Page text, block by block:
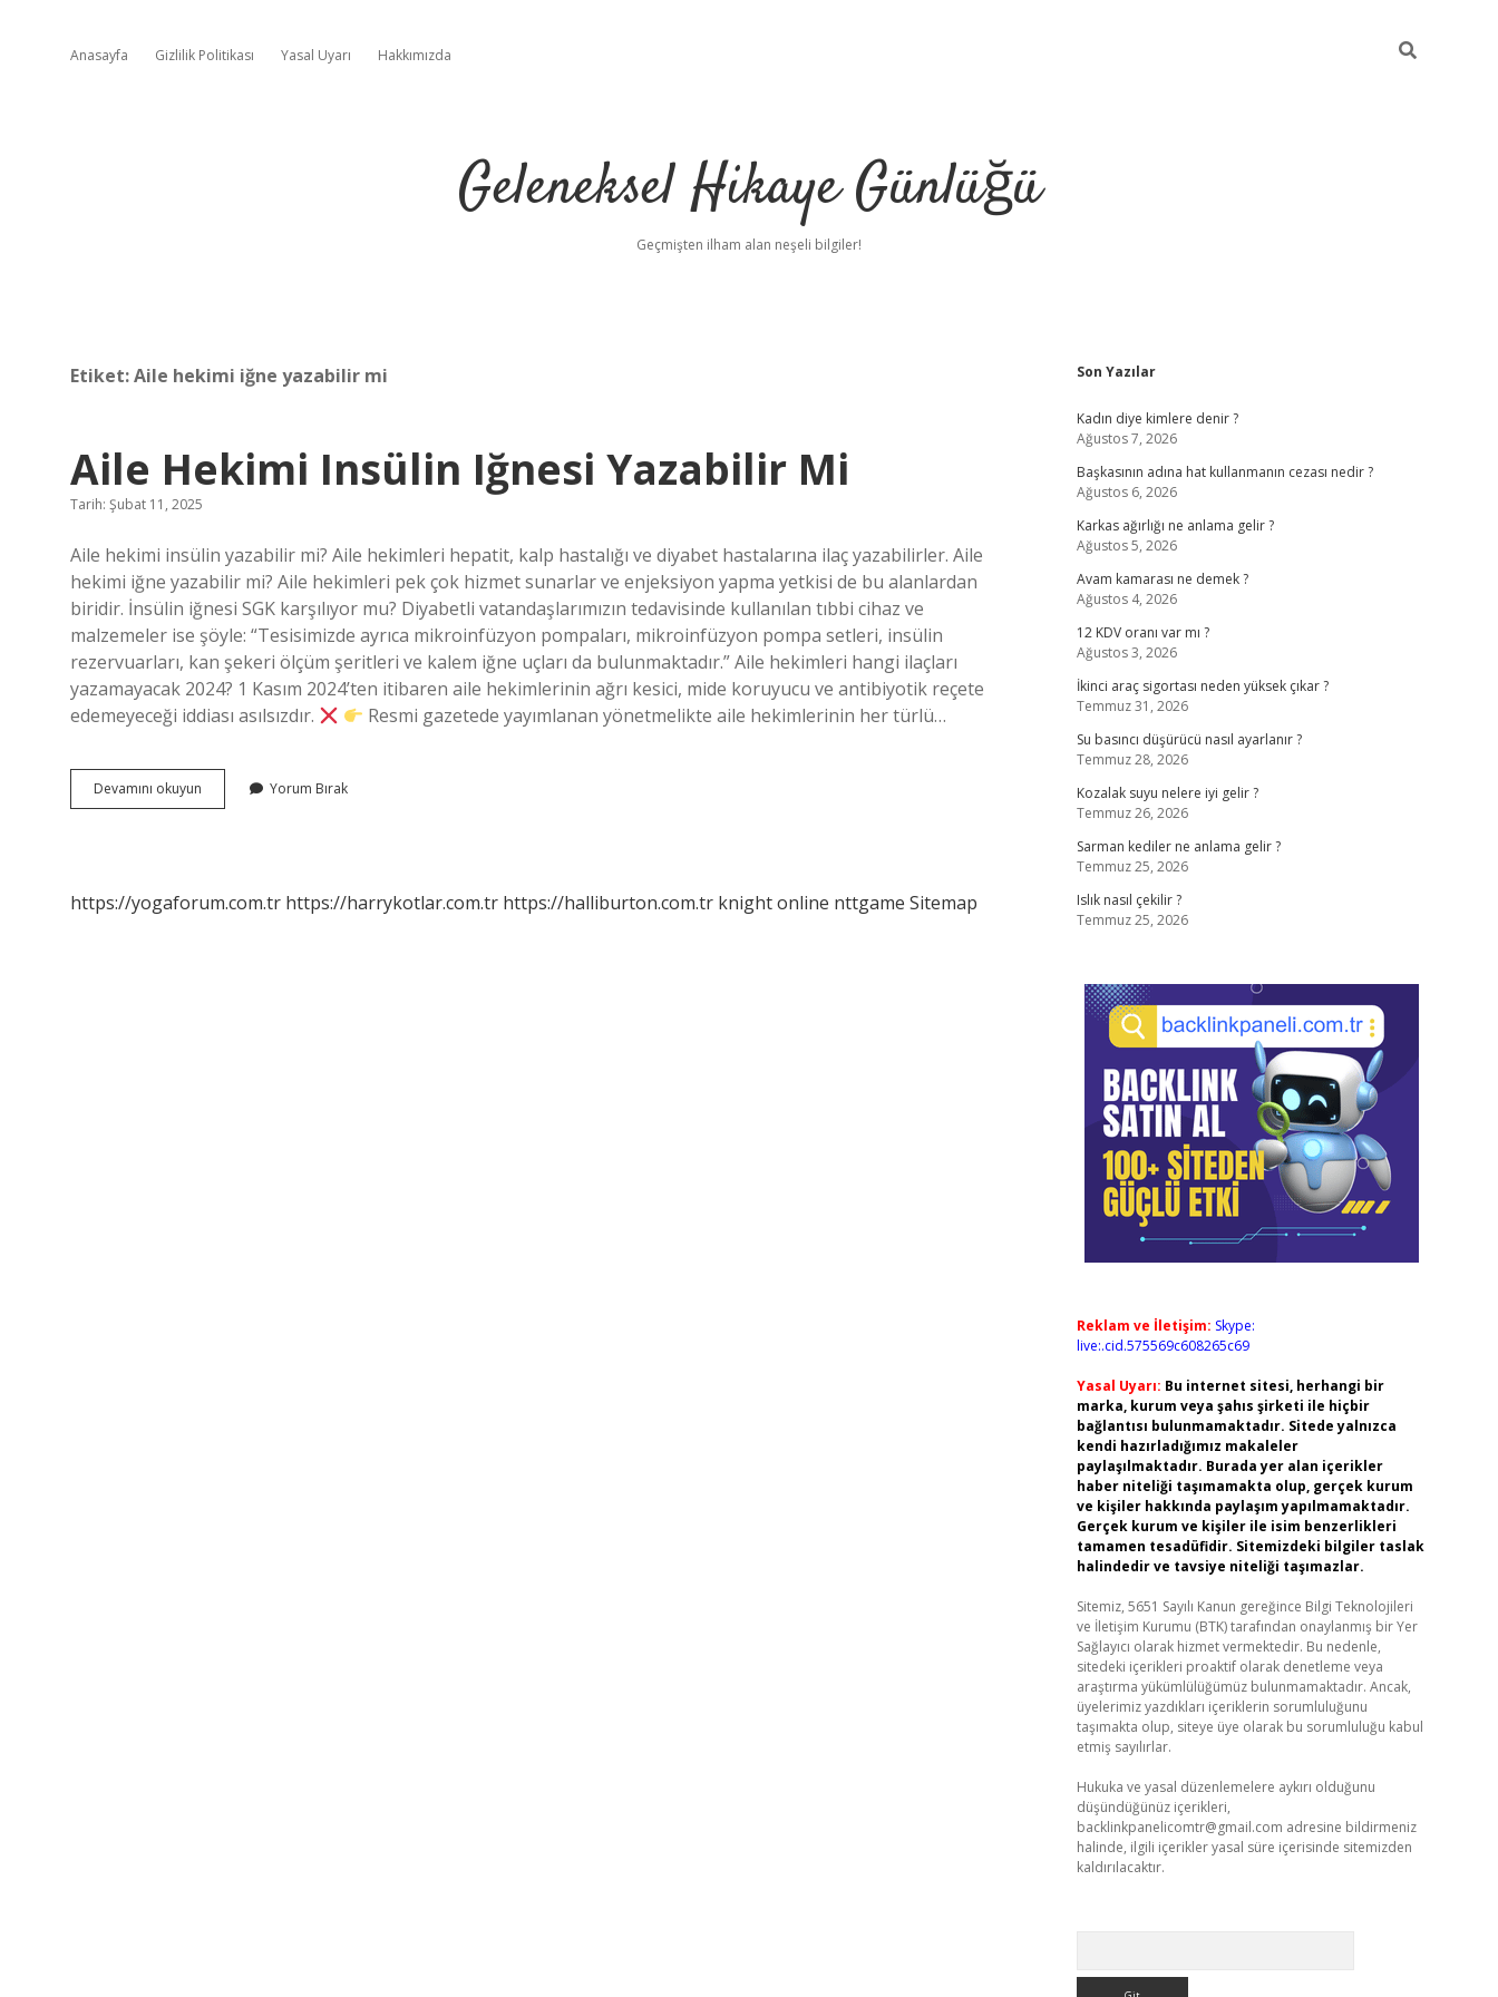
Anasayfa Gizlilik Politikası Yasal Uyarı Hakkımızda
Geleneksel Hikaye Günlüğü
Geçmişten ilham alan neşeli bilgiler!
Etiket:Aile hekimi iğne yazabilir mi
Aile Hekimi Insülin Iğnesi Yazabilir Mi
Tarih: Şubat 11, 2025
Aile hekimi insülin yazabilir mi? Aile hekimleri hepatit, kalp hastalığı ve diyabet hastalarına ilaç yazabilirler. Aile
hekimi iğne yazabilir mi? Aile hekimleri pek çok hizmet sunarlar ve enjeksiyon yapma yetkisi de bu alanlardan
biridir. İnsülin iğnesi SGK karşılıyor mu? Diyabetli vatandaşlarımızın tedavisinde kullanılan tıbbi cihaz ve
malzemeler ise şöyle: “Tesisimizde ayrıca mikroinfüzyon pompaları, mikroinfüzyon pompa setleri, insülin
rezervuarları, kan şekeri ölçüm şeritleri ve kalem iğne uçları da bulunmaktadır.” Aile hekimleri hangi ilaçları
yazamayacak 2024? 1 Kasım 2024’ten itibaren aile hekimlerinin ağrı kesici, mide koruyucu ve antibiyotik reçete
edemeyeceği iddiası asılsızdır.
Resmi gazetede yayımlanan yönetmelikte aile hekimlerinin her türlü…
Devamını okuyun
Hekimi
Yorum Bırak
https://yogaforum.com.tr https://harrykotlar.com.tr https://halliburton.com.tr knight online nttgame Sitemap
Sidebar
Son Yazılar
Kadın diye kimlere denir ?
Ağustos 7, 2026
Başkasının adına hat kullanmanın cezası nedir ?
Ağustos 6, 2026
Karkas ağırlığı ne anlama gelir ?
Ağustos 5, 2026
Avam kamarası ne demek ?
Ağustos 4, 2026
12 KDV oranı var mı ?
Ağustos 3, 2026
İkinci araç sigortası neden yüksek çıkar ?
Temmuz 31, 2026
Su basıncı düşürücü nasıl ayarlanır ?
Temmuz 28, 2026
Kozalak suyu nelere iyi gelir ?
Temmuz 26, 2026
Sarman kediler ne anlama gelir ?
Temmuz 25, 2026
Islık nasıl çekilir ?
Temmuz 25, 2026
Reklam ve İletişim: Skype:
live:.cid.575569c608265c69
Yasal Uyarı: Bu internet sitesi, herhangi bir
marka, kurum veya şahıs şirketi ile hiçbir
bağlantısı bulunmamaktadır. Sitede yalnızca
kendi hazırladığımız makaleler
paylaşılmaktadır. Burada yer alan içerikler
haber niteliği taşımamakta olup, gerçek kurum
ve kişiler hakkında paylaşım yapılmamaktadır.
Gerçek kurum ve kişiler ile isim benzerlikleri
tamamen tesadüfidir. Sitemizdeki bilgiler taslak
halindedir ve tavsiye niteliği taşımazlar.
Sitemiz, 5651 Sayılı Kanun gereğince Bilgi Teknolojileri
ve İletişim Kurumu (BTK) tarafından onaylanmış bir Yer
Sağlayıcı olarak hizmet vermektedir. Bu nedenle,
sitedeki içerikleri proaktif olarak denetleme veya
araştırma yükümlülüğümüz bulunmamaktadır. Ancak,
üyelerimiz yazdıkları içeriklerin sorumluluğunu
taşımakta olup, siteye üye olarak bu sorumluluğu kabul
etmiş sayılırlar.
Hukuka ve yasal düzenlemelere aykırı olduğunu
düşündüğünüz içerikleri,
backlinkpanelicomtr@gmail.com adresine bildirmeniz
halinde, ilgili içerikler yasal süre içerisinde sitemizden
kaldırılacaktır.